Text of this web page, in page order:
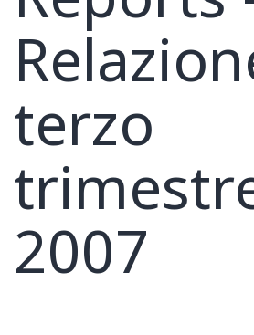
terzo
2007